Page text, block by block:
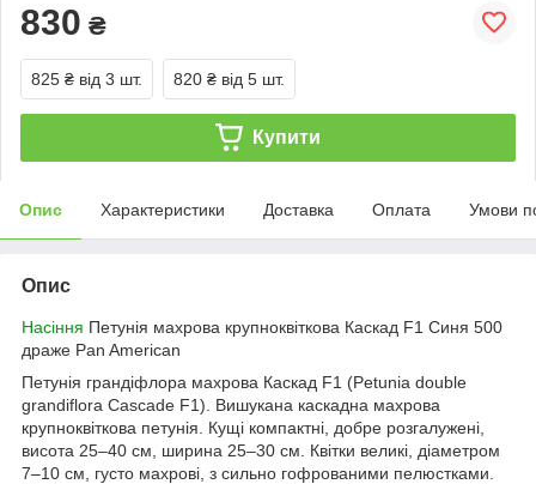
830 ₴
825 ₴ від 3 шт. 820 ₴ від 5 шт.
Купити
Опис Характеристики Доставка Оплата Умови
Опис
Насіння Петунія махрова крупноквіткова Каскад F1 Синя 500
драже Pan American
Петунія грандіфлора махрова Каскад F1 (Petunia double
grandiflora Cascade F1). Вишукана каскадна махрова
крупноквіткова петунія. Кущі компактні, добре розгалужені,
висота 25–40 см, ширина 25–30 см. Квітки великі, діаметром
7–10 см, густо махрові, з сильно гофрованими пелюстками.